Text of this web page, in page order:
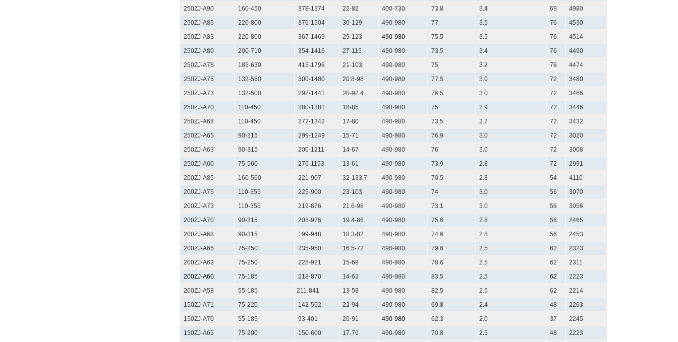
250ZJ-A90
160-450 378-1374 22-82 400-730 73.8 3.4 69
4980
250ZJ-A85
220-800 376-1504 30-129 490-980 77 3.5 76
4530
250ZJ-A83
220-800 367-1469 29-123 490-980 75.5 3.5 76
4514
250ZJ-A80
200-710 354-1416 27-115 490-980 73.5 3.4 76
4490
250ZJ-A78
185-630 415-1796 21-103 490-980 75 3.2 76
4474
250ZJ-A75
132-560 300-1480 20.8-98 490-980 77.5 3.0 72
3480
250ZJ-A73
132-500 292-1441 20-92.4 490-980 76.5 3.0 72
3466
250ZJ-A70
110-450 280-1381 18-85 490-980 75 2.9 72
3446
250ZJ-A68
110-450 272-1342 17-80 490-980 73.5 2.7 72
3432
250ZJ-A65
90-315 299-1249 15-71 490-980 76.9 3.0 72
3020
250ZJ-A63
90-315 200-1211 14-67 490-980 76 3.0 72
3008
250ZJ-A60
75-560 276-1153 13-61 490-980 73.9 2.8 72
2991
200ZJ-A85
160-560 221-907 32-133.7 490-980 70.5 2.8 54
4110
200ZJ-A75
110-355 225-900 23-103 490-980 74 3.0 56
3070
200ZJ-A73
110-355 219-876 21.6-98 490-980 73.1 3.0 56
3056
200ZJ-A70
90-315 205-976 19.4-86 490-980 75.6 2.8 56
2465
200ZJ-A68
90-315 199-948 18.3-82 490-980 74.6 2.8 56
2453
200ZJ-A65
75-250 235-950 16.5-72 490-980 79.6 2.5 62
2323
200ZJ-A63
75-250 228-921 15-68 490-980 78.6 2.5 62
2311
200ZJ-A60
75-185 218-870 14-62 490-980 83.5 2.5 62
2223
200ZJ-A58
55-185 211-841 13-58 490-980 82.5 2.5 62
2214
150ZJ-A71
75-220 142-552 22-94 490-980 69.8 2.4 48
2263
150ZJ-A70
55-185 93-401 20-91 490-980 62.3 2.0 37
2245
150ZJ-A65
75-200 150-600 17-76 490-980 70.8 2.5 48
2223